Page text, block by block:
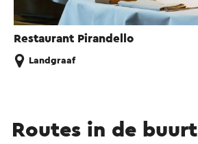
Restaurant Pirandello
Landgraaf
Routes in de buurt